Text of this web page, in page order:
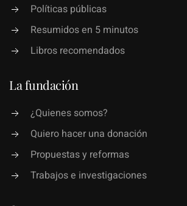
Políticas públicas
Resumidos en 5 minutos
Libros recomendados
La fundación
¿Quienes somos?
Quiero hacer una donación
Propuestas y reformas
Trabajos e investigaciones